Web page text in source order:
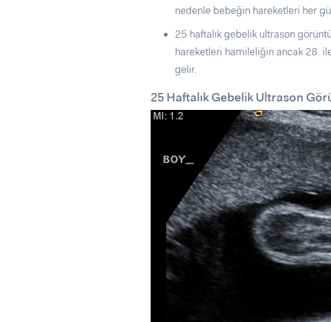
nedenle bebeğin hareketleri her
25 haftalık gebelik ultrason
hareketleri hamileliğin ancak 28.
gelir.
25 Haftalık Gebelik Ultrason